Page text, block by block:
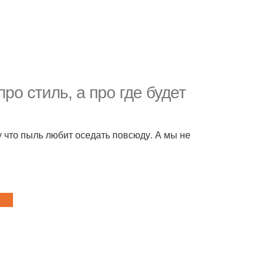
стиль, а про где будет
пыль любит оседать повсюду. А мы не